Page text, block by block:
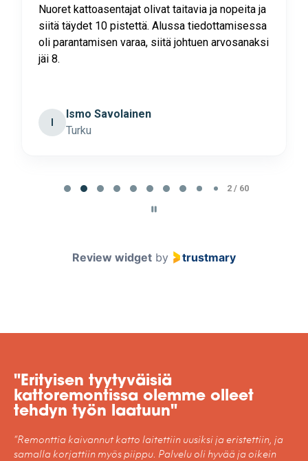
Nuoret kattoasentajat olivat taitavia ja nopeita ja
siitä täydet 10 pistettä. Alussa tiedottamisessa
oli parantamisen varaa, siitä johtuen arvosanaksi
jäi 8.
Ismo Savolainen
Turku
2 / 60
Review widget by trustmary
"Erityisen tyytyväisiä
kattoremontissa olemme olleet
tehdyn työn laatuun"
“Remonttia kaivannut katto laitettiin uusiksi ja eristettiin, ja
samalla korjattiin myös piippu. Palvelu oli hyvää ja oikein